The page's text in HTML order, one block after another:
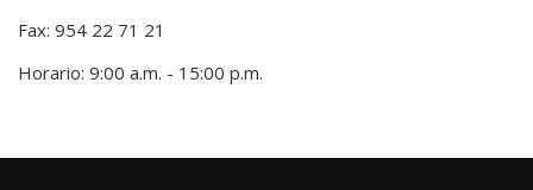
Fax: 954 22 71 21
Horario: 9:00 a.m. - 15:00 p.m.